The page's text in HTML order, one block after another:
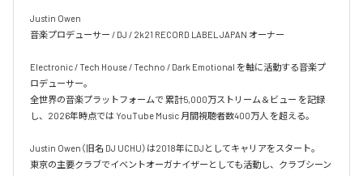
Justin Owen
音楽プロデューサー / DJ / 2k21 RECORD LABEL JAPAN オーナー
Electronic / Tech House / Techno / Dark Emotional を軸に活動する音楽プ
ロデューサー。
全世界の音楽プラットフォームで 累計5,000万ストリーム＆ビュー を記録
し、2026年時点では YouTube Music 月間視聴者数400万人 を超える。
Justin Owen（旧名 DJ UCHU）は2018年にDJとしてキャリアをスタート。
東京の主要クラブでイベントオーガナイザーとしても活動し、クラブシーン